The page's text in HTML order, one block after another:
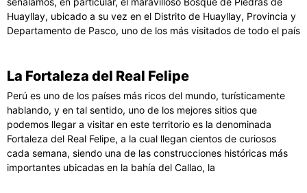
Huayllay, ubicado a su vez en el Distrito de Huayllay, Provincia y
Departamento de Pasco, uno de los más visitados de todo el país
La Fortaleza del Real Felipe
Perú es uno de los países más ricos del mundo, turísticamente
hablando, y en tal sentido, uno de los mejores sitios que
podemos llegar a visitar en este territorio es la denominada
Fortaleza del Real Felipe, a la cual llegan cientos de curiosos
cada semana, siendo una de las construcciones históricas más
importantes ubicadas en la bahía del Callao, la